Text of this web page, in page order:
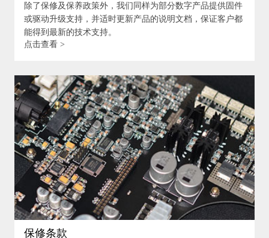
除了保修及保养政策外，我们同样为部分数字产品提供固件
或驱动升级支持，并适时更新产品的说明文档，保证客户都
能得到最新的技术支持。
点击查看 >
保修条款